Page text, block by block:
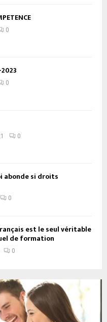
0
0
0
abonde si droits
0
français est le seul véritable
de formation
0